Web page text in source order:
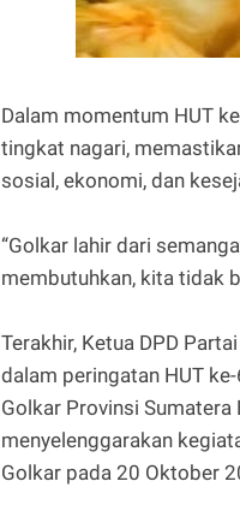
Dalam momentum HUT
tingkat nagari,
sosial, ekonomi, dan
“Golkar lahir dari
membutuhkan, kita tidak
Terakhir, Ketua DPD
dalam peringatan HUT
Golkar Provinsi
menyelenggarakan
Golkar pada 20 Oktober